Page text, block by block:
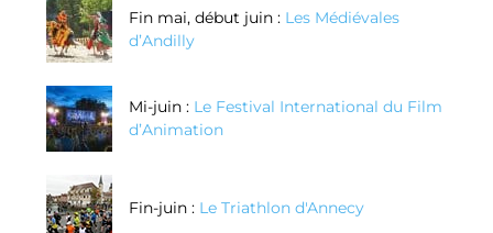
Fin mai, début juin : Les Médiévales
d’Andilly
Mi-juin : Le Festival International du Film
d’Animation
Fin-juin : Le Triathlon d'Annecy